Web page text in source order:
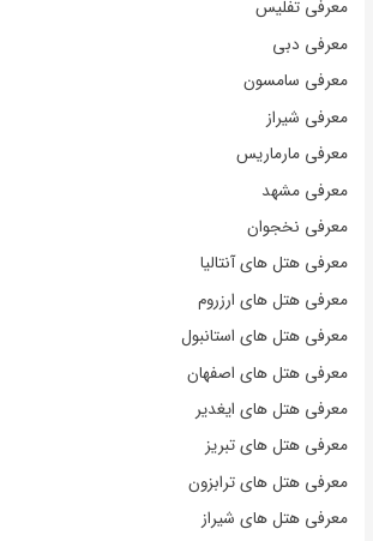
معرفی تفلیس
معرفی دبی
معرفی سامسون
معرفی شیراز
معرفی مارماریس
معرفی مشهد
معرفی نخجوان
معرفی هتل های آنتالیا
معرفی هتل های ارزروم
معرفی هتل های استانبول
معرفی هتل های اصفهان
معرفی هتل های ایغدیر
معرفی هتل های تبریز
معرفی هتل های ترابزون
معرفی هتل های شیراز